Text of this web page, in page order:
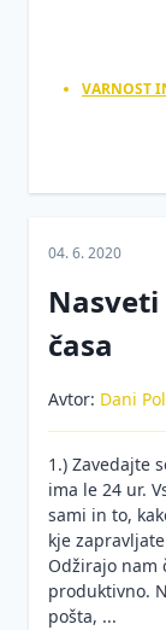
VARNOST
04. 6. 2020
časa
Avtor: Dani
1.) Zavedajte
ima le 24 ur.
sami in to,
kje
Odžirajo nam
produktivno.
pošta, ...